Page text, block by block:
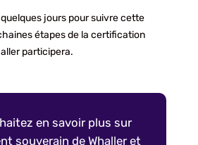
jours pour suivre cette
étapes de la certification
participera.
en savoir plus sur
souverain de Whaller et